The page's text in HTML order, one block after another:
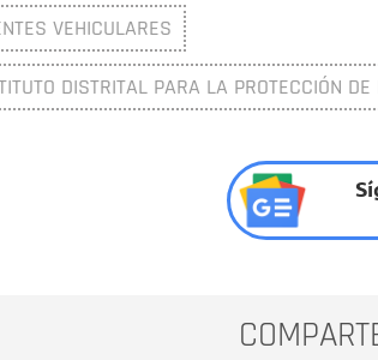
VEHICULARES
DISTRITAL PARA LA PROTECCIÓN